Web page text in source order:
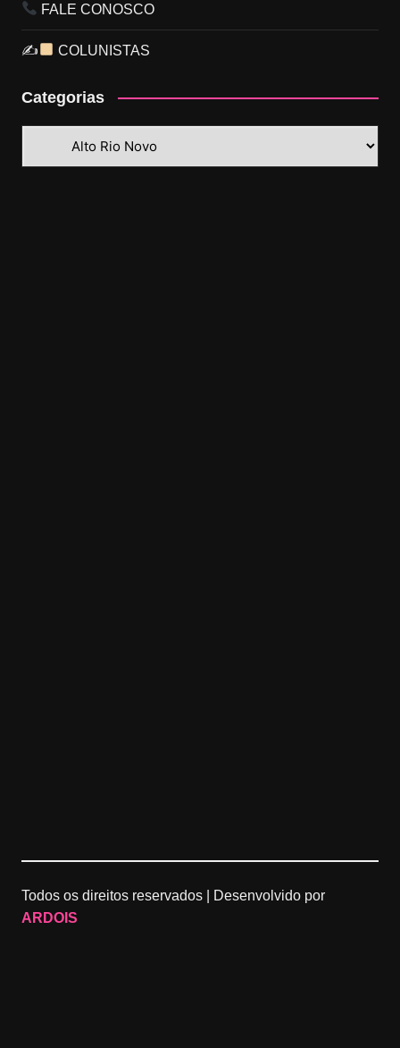
FALE CONOSCO
✍ COLUNISTAS
Categorias
Todos os direitos reservados |
Desenvolvido por
ARDOIS